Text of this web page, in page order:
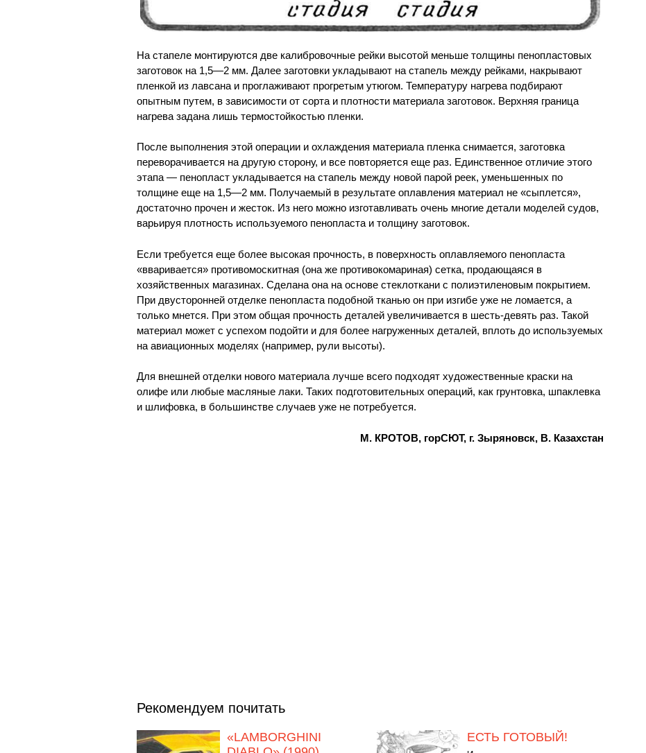
На стапеле монтируются две калибровочные рейки высотой меньше толщины пенопластовых
заготовок на 1,5—2 мм. Далее заготовки укладывают на стапель между рейками, накрывают
пленкой из лавсана и проглаживают прогретым утюгом. Температуру нагрева подбирают
опытным путем, в зависимости от сорта и плотности материала заготовок. Верхняя граница
нагрева задана лишь термостойкостью пленки.
После выполнения этой операции и охлаждения материала пленка снимается, заготовка
переворачивается на другую сторону, и все повторяется еще раз. Единственное отличие этого
этапа — пенопласт укладывается на стапель между новой парой реек, уменьшенных по
толщине еще на 1,5—2 мм. Получаемый в результате оплавления материал не «сыплется»,
достаточно прочен и жесток. Из него можно изготавливать очень многие детали моделей судов,
варьируя плотность используемого пенопласта и толщину заготовок.
Если требуется еще более высокая прочность, в поверхность оплавляемого пенопласта
«вваривается» противомоскитная (она же противокомариная) сетка, продающаяся в
хозяйственных магазинах. Сделана она на основе стеклоткани с полиэтиленовым покрытием.
При двусторонней отделке пенопласта подобной тканью он при изгибе уже не ломается, а
только мнется. При этом общая прочность деталей увеличивается в шесть-девять раз. Такой
материал может с успехом подойти и для более нагруженных деталей, вплоть до используемых
на авиационных моделях (например, рули высоты).
Для внешней отделки нового материала лучше всего подходят художественные краски на
олифе или любые масляные лаки. Таких подготовительных операций, как грунтовка, шпаклевка
и шлифовка, в большинстве случаев уже не потребуется.
М. КРОТОВ, горСЮТ, г. Зыряновск, В. Казахстан
Рекомендуем почитать
«LAMBORGHINI
ЕСТЬ ГОТОВЫЙ!